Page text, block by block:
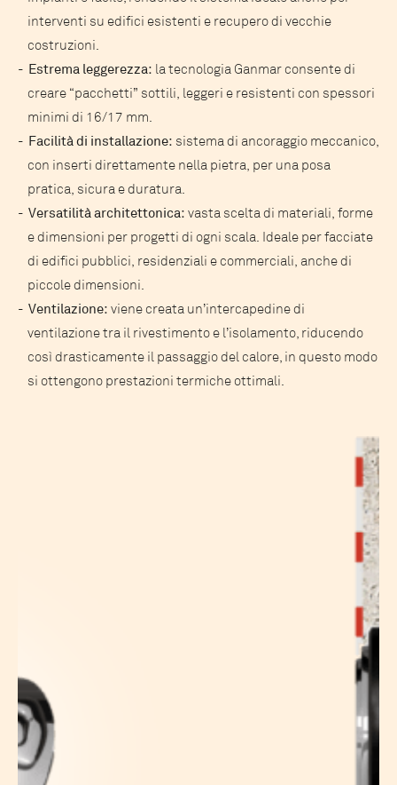
interventi su edifici esistenti e recupero di vecchie
costruzioni.
Estrema leggerezza: la tecnologia Ganmar consente di
creare “pacchetti” sottili, leggeri e resistenti con spessori
minimi di 16/17 mm.
Facilità di installazione: sistema di ancoraggio meccanico,
con inserti direttamente nella pietra, per una posa
pratica, sicura e duratura.
Versatilità architettonica: vasta scelta di materiali, forme
e dimensioni per progetti di ogni scala. Ideale per facciate
di edifici pubblici, residenziali e commerciali, anche di
piccole dimensioni.
Ventilazione: viene creata un’intercapedine di
ventilazione tra il rivestimento e l’isolamento, riducendo
così drasticamente il passaggio del calore, in questo modo
si ottengono prestazioni termiche ottimali.